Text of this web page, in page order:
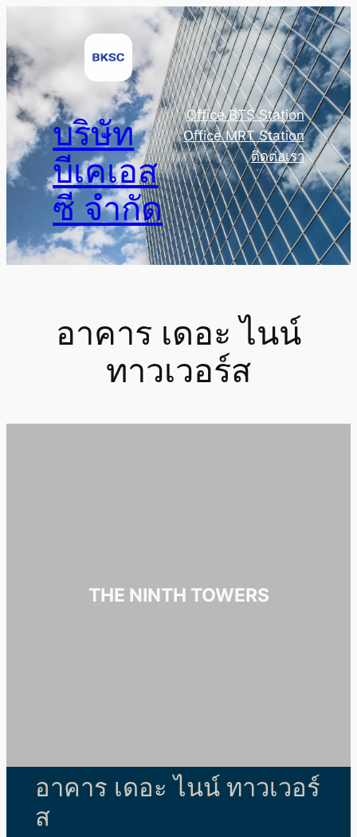
content
บริษัท
บีเคเอส
ซี จำกัด
Office BTS Station
Office MRT Station
ติดต่อเรา
อาคาร เดอะ ไนน์
ทาวเวอร์ส
THE NINTH TOWERS
อาคาร เดอะ ไนน์ ทาวเวอร์
ส